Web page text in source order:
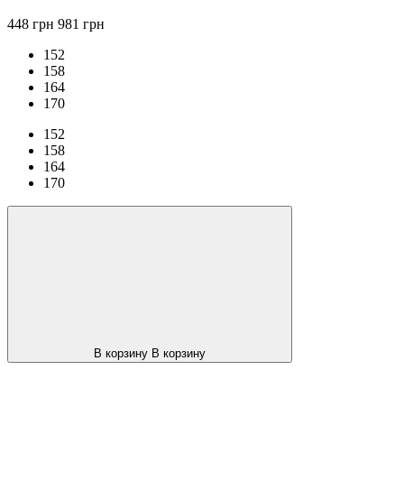
448 грн 981 грн
152
158
164
170
152
158
164
170
В корзину В корзину